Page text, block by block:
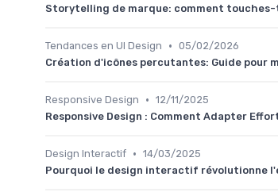
Storytelling de marque: comment
Tendances en UI Design • 05/02/2026
Création d'icônes percutantes: Guide pour
Responsive Design • 12/11/2025
Responsive Design : Comment Adapter
Design Interactif • 14/03/2025
Pourquoi le design interactif révolutionne